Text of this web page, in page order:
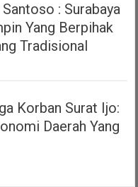
Bersama
: Surabaya
Yang Berpihak
Tradisional
SurabayaKorban Surat Ijo:
Daerah Yang